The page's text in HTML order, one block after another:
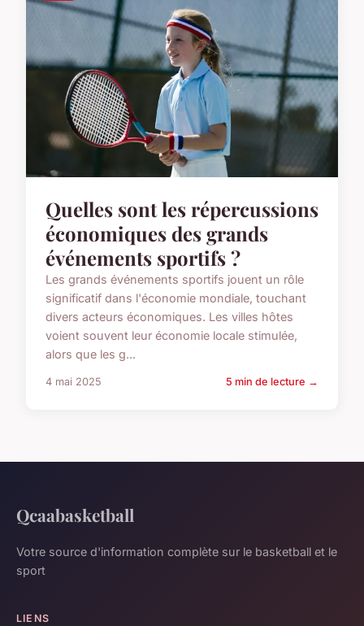
Quelles sont les répercussions
économiques des grands
événements sportifs ?
Les grands événements sportifs jouent un rôle
significatif dans l'économie mondiale, touchant
divers acteurs économiques. Les villes hôtes
voient souvent leur économie locale stimulée,
alors que les g...
4 mai 2025 5 min de lecture →
Qcaabasketball
Votre source d'information complète sur le basketball et le
sport
LIENS